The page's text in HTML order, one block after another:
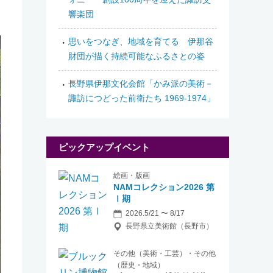
響楽団
思いをつなぎ、地域を育てる 伊那谷
財団が描く持続可能なふるさとの姿
長野県伊那文化会館「かみ派の美術－
諏訪につどった前衛たち 1969-1974」
ピックアップイベント
絵画・版画
NAMコレクション2026 第
Ⅰ期
2026.5/21 〜 8/17
長野県立美術館（長野市）
その他（美術・工芸）・その他
（歴史・地域）